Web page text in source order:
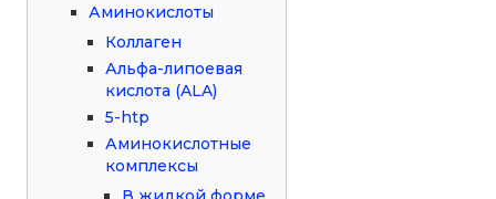
Аминокислоты
Коллаген
Альфа-липоевая
кислота (ALA)
5-htp
Аминокислотные
комплексы